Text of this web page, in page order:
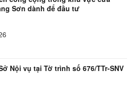
Sơn dành để đầu tư
Nội vụ tại Tờ trình số 676/TTr-SNV